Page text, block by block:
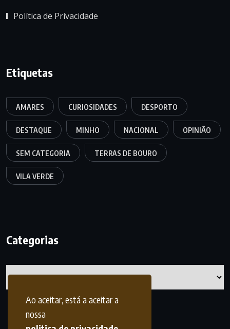
Ao aceitar, está a aceitar a
nossa
Política de Privacidade
Etiquetas
AMARES CURIOSIDADES DESPORTO
DESTAQUE MINHO NACIONAL OPINIÃO
SEM CATEGORIA TERRAS DE BOURO
VILA VERDE
Categorias